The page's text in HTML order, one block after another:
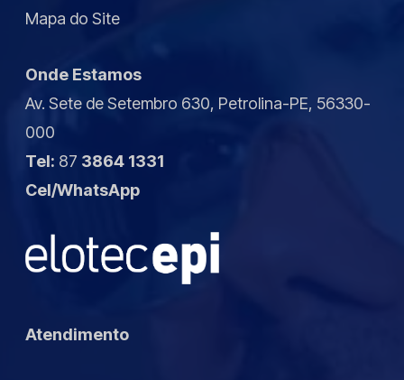
Mapa do Site
Onde Estamos
Av. Sete de Setembro 630, Petrolina-PE, 56330-
000
Tel: 87 3864 1331
Cel/WhatsApp
Atendimento